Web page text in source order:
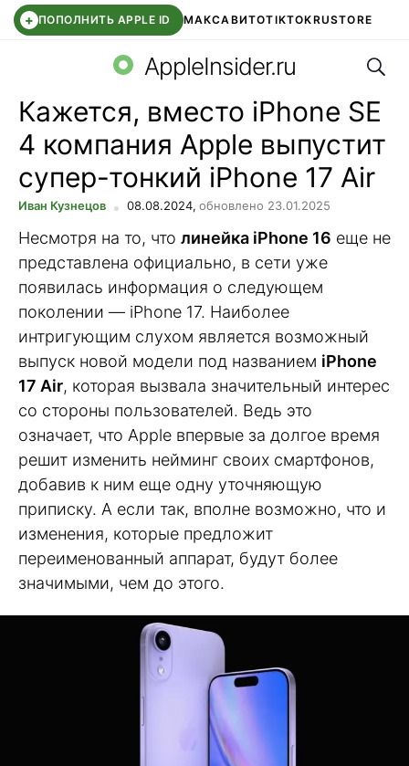
+ ПОПОЛНИТЬ APPLE ID МАКСАВИТОTIKTOKRUSTORE
WB КЛУБIOS 26.6 APPLE ID
AppleInsider.ru
Кажется, вместо iPhone SE
4 компания Apple выпустит
супер-тонкий iPhone 17 Air
Иван Кузнецов 08.08.2024, обновлено 23.01.2025
Несмотря на то, что линейка iPhone 16 еще не
представлена официально, в сети уже
появилась информация о следующем
поколении — iPhone 17. Наиболее
интригующим слухом является возможный
выпуск новой модели под названием iPhone
17 Air, которая вызвала значительный интерес
со стороны пользователей. Ведь это
означает, что Apple впервые за долгое время
решит изменить нейминг своих смартфонов,
добавив к ним еще одну уточняющую
приписку. А если так, вполне возможно, что и
изменения, которые предложит
переименованный аппарат, будут более
значимыми, чем до этого.